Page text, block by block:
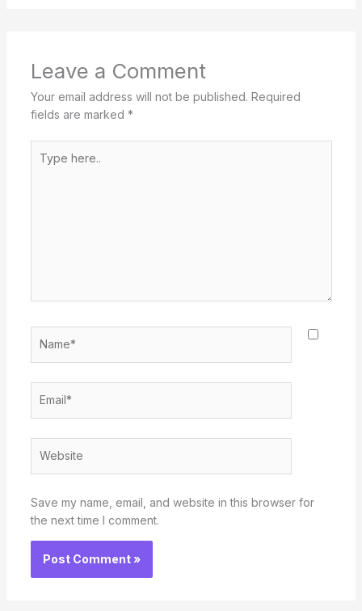
Leave a Comment
Your email address will not be published. Required
fields are marked *
here..
Save my name, email, and website in this browser for
the next time I comment.